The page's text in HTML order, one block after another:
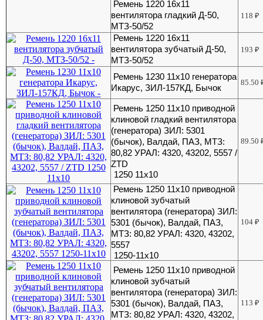
Ремень 1220 16x11
вентилятора гладкий Д-50,
МТЗ-50/52
118₽
Ремень 1220 16x11
вентилятора зубчатый Д-50,
МТЗ-50/52
193₽
Ремень 1230 11х10 генератора
Икарус, ЗИЛ-157КД, Бычок
85.50
Ремень 1250 11х10 приводной
клиновой гладкий вентилятора
(генератора) ЗИЛ: 5301
(бычок), Валдай, ПАЗ, МТЗ:
80,82 УРАЛ: 4320, 43202, 5557 /
ZTD
1250 11х10
89.50
Ремень 1250 11х10 приводной
клиновой зубчатый
вентилятора (генератора) ЗИЛ:
5301 (бычок), Валдай, ПАЗ,
МТЗ: 80,82 УРАЛ: 4320, 43202,
5557
1250-11х10
104₽
Ремень 1250 11х10 приводной
клиновой зубчатый
вентилятора (генератора) ЗИЛ:
5301 (бычок), Валдай, ПАЗ,
МТЗ: 80,82 УРАЛ: 4320, 43202,
113₽